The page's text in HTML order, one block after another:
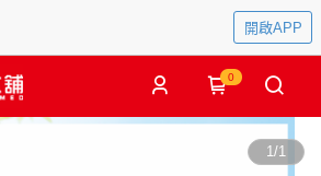
開啟APP
0
1/1